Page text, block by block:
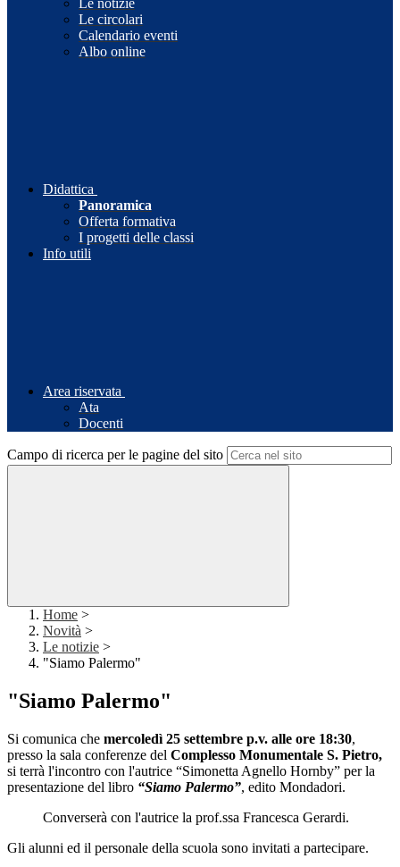
Le notizie
Le circolari
Calendario eventi
Albo online
Didattica
Panoramica
Offerta formativa
I progetti delle classi
Info utili
Area riservata
Ata
Docenti
Campo di ricerca per le pagine del sito
Home >
Novità >
Le notizie >
"Siamo Palermo"
"Siamo Palermo"
Si comunica che mercoledì 25 settembre p.v. alle ore 18:30,
presso la sala conferenze del Complesso Monumentale S. Pietro,
si terrà l'incontro con l'autrice “Simonetta Agnello Hornby” per la
presentazione del libro “Siamo Palermo”, edito Mondadori.
Converserà con l'autrice la prof.ssa Francesca Gerardi.
Gli alunni ed il personale della scuola sono invitati a partecipare.